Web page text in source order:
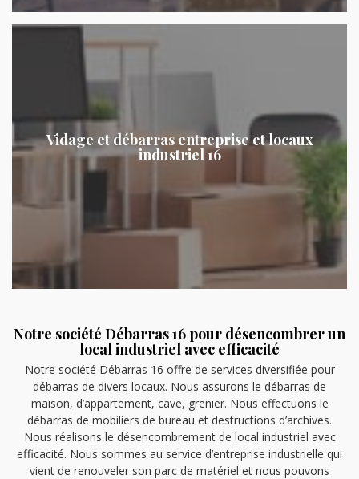
Vidage et débarras entreprise et locaux
industriel 16
Notre société Débarras 16 pour désencombrer un
local industriel avec efficacité
Notre société Débarras 16 offre de services diversifiée pour
débarras de divers locaux. Nous assurons le débarras de
maison, d’appartement, cave, grenier. Nous effectuons le
débarras de mobiliers de bureau et destructions d’archives.
Nous réalisons le désencombrement de local industriel avec
efficacité. Nous sommes au service d’entreprise industrielle qui
vient de renouveler son parc de matériel et nous pouvons